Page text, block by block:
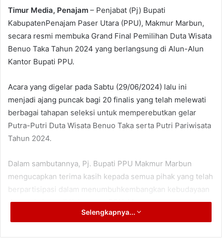
Timur Media, Penajam – Penjabat (Pj) Bupati
KabupatenPenajam Paser Utara (PPU), Makmur Marbun,
secara resmi membuka Grand Final Pemilihan Duta Wisata
Benuo Taka Tahun 2024 yang berlangsung di Alun-Alun
Kantor Bupati PPU.
Acara yang digelar pada Sabtu (29/06/2024) lalu ini
menjadi ajang puncak bagi 20 finalis yang telah melewati
berbagai tahapan seleksi untuk memperebutkan gelar
Putra-Putri Duta Wisata Benuo Taka serta Putri Pariwisata
Tahun 2024.
Dalam sambutannya, Pj. Bupati PPU Makmur Marbun
mengucapkan terima kasih kepada semua pihak yang telah
berpartisipasi dalam menumbuhkembangkan kebudayaan
dan pariwisata di Kabupaten PPU. Menurutnya, seorang
duta wisata harus menjaga kelestarian budaya dan
Selengkapnya...